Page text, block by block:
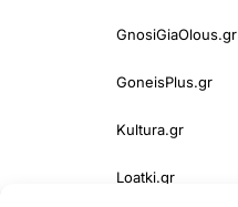
GnosiGiaOlous.gr
GoneisPlus.gr
Kultura.gr
Loatki.gr